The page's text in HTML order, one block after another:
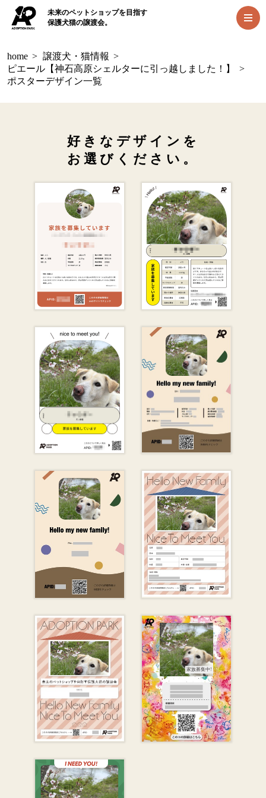
未来のペットショップを目指す
保護犬猫の譲渡会。
home > 譲渡犬・猫情報 >
ピエール【神石高原シェルターに引っ越しました！】
>
ポスターデザイン一覧
好きなデザインを
お選びください。